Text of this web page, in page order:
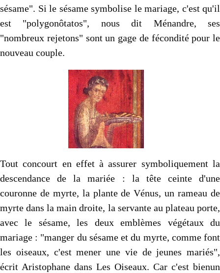
sésame". Si le sésame symbolise le mariage, c'est qu'il
est "polygonôtatos", nous dit Ménandre, ses
"nombreux rejetons" sont un gage de fécondité pour le
nouveau couple.
Tout concourt en effet à assurer symboliquement la
descendance de la mariée : la tête ceinte d'une
couronne de myrte, la plante de Vénus, un rameau de
myrte dans la main droite, la servante au plateau porte,
avec le sésame, les deux emblèmes végétaux du
mariage : "manger du sésame et du myrte, comme font
les oiseaux, c'est mener une vie de jeunes mariés",
écrit Aristophane dans Les Oiseaux. Car c'est bienun